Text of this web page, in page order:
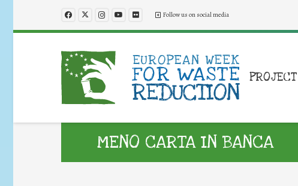
Follow us on social media
PROJECT
MENO CARTA IN BANCA